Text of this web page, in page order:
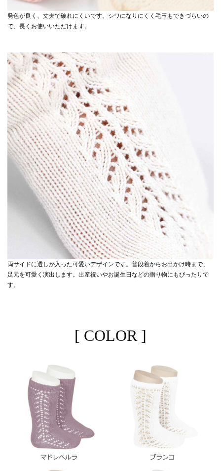
発色が良く、丈夫で破れにくいです。シワになりにくく毛玉もできづらいの
で、長くお使いいただけます。
両サイドに透しが入った可愛いデザインです。普段着からお出かけ時まで、
足元を可愛く演出します。出産祝いやお誕生日などの贈り物にもぴったりで
す。
[ COLOR ]